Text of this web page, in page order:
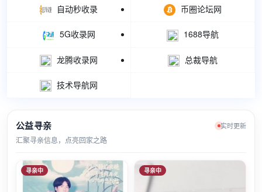
自动秒收录 币圈论坛网
5G收录网 1688导航
龙腾收录网 总裁导航
技术导航网
公益寻亲 实时更新
汇聚寻亲信息，点亮回家之路
寻亲中 寻亲中